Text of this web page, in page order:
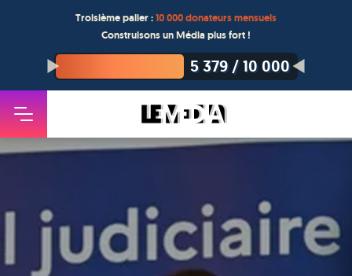
Troisième palier :10 000 donateurs mensuels
Construisons un Média plus fort !
5 379/10 000